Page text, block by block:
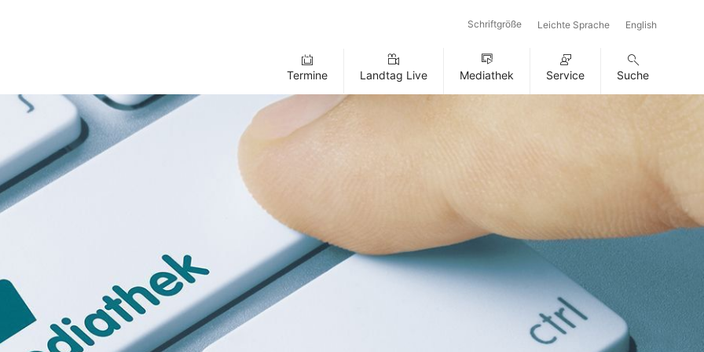
Schriftgröße Leichte Sprache English
Termine Landtag Live Mediathek Service Suche